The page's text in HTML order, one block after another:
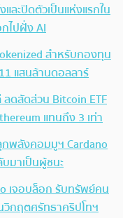
ละปิดตัวเป็นแห่งแรกใน
ไปฝั่ง AI
สำหรับกองทุน
แสนล้านดอลลาร์
ดสัดส่วน Bitcoin ETF
แทนถึง 3 เท่า
กพลังคอมมูฯ Cardano
มาเป็นผู้ชนะ
เจอบล็อก รับทรัพย์คน
วิกฤตศรัทธาคริปโทฯ